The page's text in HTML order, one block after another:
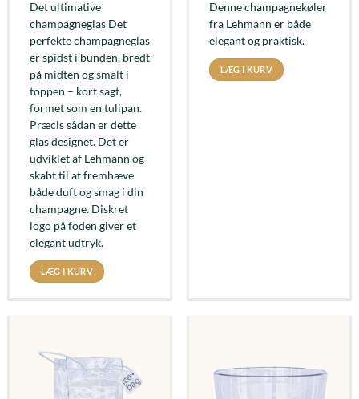
Det ultimative
champagneglas Det
perfekte champagneglas
er spidst i bunden, bredt
på midten og smalt i
toppen – kort sagt,
formet som en tulipan.
Præcis sådan er dette
glas designet. Det er
udviklet af Lehmann og
skabt til at fremhæve
både duft og smag i din
champagne. Diskret
logo på foden giver et
elegant udtryk.
LÆG I KURV
Denne champagnekøler
fra Lehmann er både
elegant og praktisk.
LÆG I KURV